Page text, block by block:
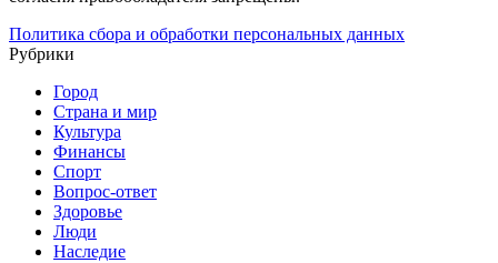
Политика сбора и обработки персональных данных
Рубрики
Город
Страна и мир
Культура
Финансы
Спорт
Вопрос-ответ
Здоровье
Люди
Наследие